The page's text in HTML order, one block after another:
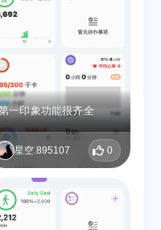
一印象功能很齐全
星空.895107 0